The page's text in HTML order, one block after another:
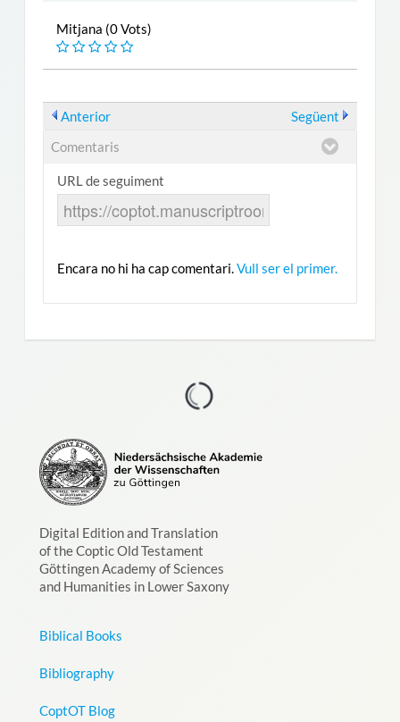
Mitjana (0 Vots)
Anterior
Següent
Comentaris
URL de seguiment
Encara no hi ha cap comentari.Vull ser el primer.
Digital Edition and Translation
of the Coptic Old Testament
Göttingen Academy of Sciences
and Humanities in Lower Saxony
Biblical Books
Bibliography
CoptOT Blog